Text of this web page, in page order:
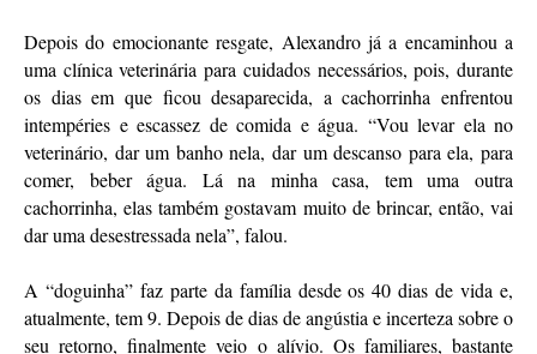
Depois do emocionante resgate, Alexandro já a encaminhou a
uma clínica veterinária para cuidados necessários, pois, durante
os dias em que ficou desaparecida, a cachorrinha enfrentou
intempéries e escassez de comida e água. “Vou levar ela no
veterinário, dar um banho nela, dar um descanso para ela, para
comer, beber água. Lá na minha casa, tem uma outra
cachorrinha, elas também gostavam muito de brincar, então, vai
dar uma desestressada nela”, falou.
A “doguinha” faz parte da família desde os 40 dias de vida e,
atualmente, tem 9. Depois de dias de angústia e incerteza sobre o
seu retorno, finalmente veio o alívio. Os familiares, bastante